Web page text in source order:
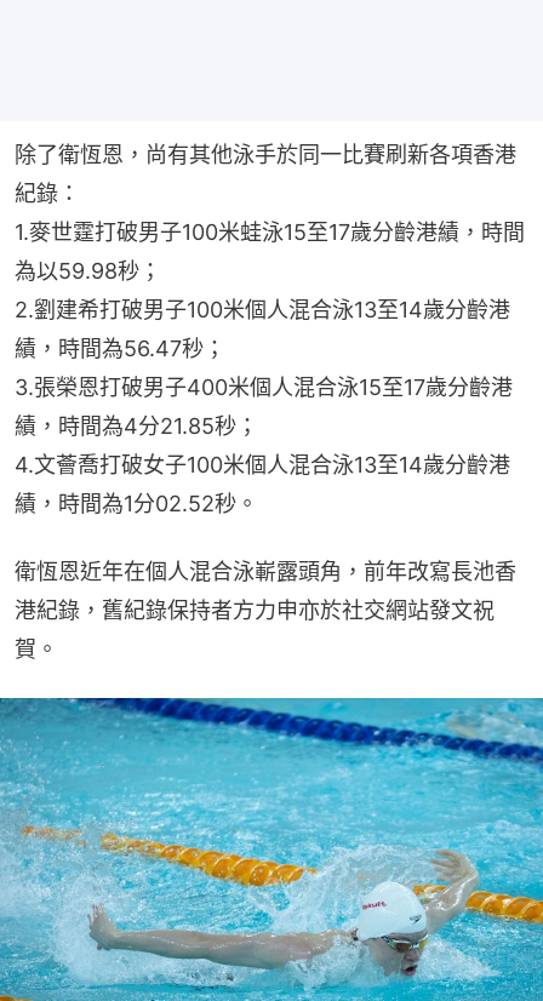
除了衛恆恩，尚有其他泳手於同一比賽刷新各項香港
紀錄：
1.麥世霆打破男子100米蛙泳15至17歲分齡港績，時間
為以59.98秒；
2.劉建希打破男子100米個人混合泳13至14歲分齡港
績，時間為56.47秒；
3.張榮恩打破男子400米個人混合泳15至17歲分齡港
績，時間為4分21.85秒；
4.文薈喬打破女子100米個人混合泳13至14歲分齡港
績，時間為1分02.52秒。
衛恆恩近年在個人混合泳嶄露頭角，前年改寫長池香
港紀錄，舊紀錄保持者方力申亦於社交網站發文祝
賀。